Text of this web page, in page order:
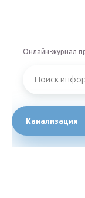
Онлайн-журнал
Канализация